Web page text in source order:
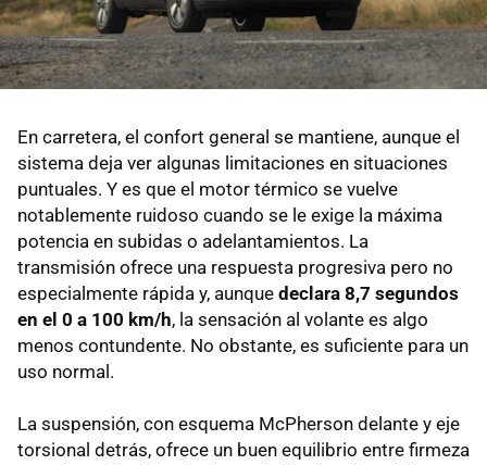
En carretera, el confort general se mantiene, aunque el
sistema deja ver algunas limitaciones en situaciones
puntuales. Y es que el motor térmico se vuelve
notablemente ruidoso cuando se le exige la máxima
potencia en subidas o adelantamientos. La
transmisión ofrece una respuesta progresiva pero no
especialmente rápida y, aunque declara 8,7 segundos
en el 0 a 100 km/h, la sensación al volante es algo
menos contundente. No obstante, es suficiente para un
uso normal.
La suspensión, con esquema McPherson delante y eje
torsional detrás, ofrece un buen equilibrio entre firmeza